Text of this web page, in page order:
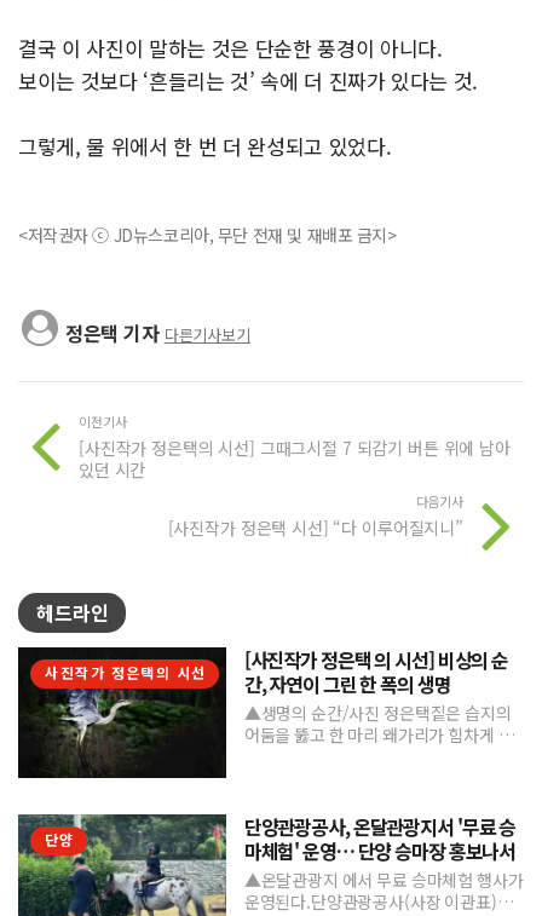
결국 이 사진이 말하는 것은 단순한 풍경이 아니다.
보이는 것보다 ‘흔들리는 것’ 속에 더 진짜가 있다는 것.
그렇게, 물 위에서 한 번 더 완성되고 있었다.
<저작권자 ⓒ JD뉴스코리아, 무단 전재 및 재배포 금지>
정은택 기자 다른기사보기
이전기사
[사진작가 정은택의 시선] 그때그시절 7 되감기 버튼 위에 남아
있던 시간
다음기사
[사진작가 정은택 시선] “다 이루어질지니”
헤드라인
사진작가 정은택의 시선
[사진작가 정은택 의 시선] 비상의 순
간, 자연이 그린 한 폭의 생명
▲생명의 순간/사진 정은택짙은 습지의
어둠을 뚫고 한 마리 왜가리가 힘차게 날
단양
단양관광공사, 온달관광지서 '무료 승
마체험' 운영… 단양 승마장 홍보나서
▲온달관광지 에서 무료 승마체험 행사가
운영된다.단양관광공사(사장 이관표)가